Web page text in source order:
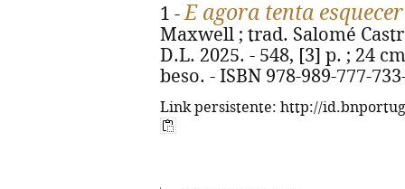
1 -E agora tenta
Maxwell ; trad. Salomé
D.L. 2025. - 548, [3] p. ; 24
beso. - ISBN 978-989-777-
Link persistente: http://